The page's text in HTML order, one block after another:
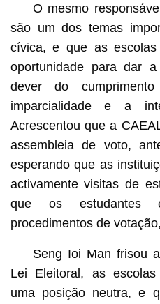
O mesmo
são um dos temas
cívica, e que as
oportunidade para dar
dever do
imparcialidade e a
Acrescentou que a
assembleia de voto,
esperando que as
activamente visitas de
que os estudantes
procedimentos de
Seng Ioi Man frisou
Lei Eleitoral, as
uma posição neutra, e